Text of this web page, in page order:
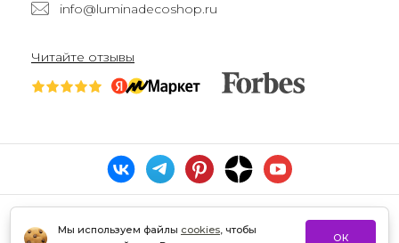
Мы используем файлы cookies, чтобы
ОК
info@luminadecoshop.ru
Читайте отзывы